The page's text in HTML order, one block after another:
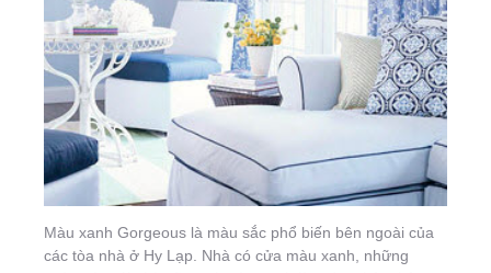
Màu xanh Gorgeous là màu sắc phổ biến bên ngoài của
các tòa nhà ở Hy Lạp. Nhà có cửa màu xanh, những